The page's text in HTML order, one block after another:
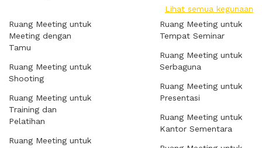
Lihat semua kegunaan
Ruang Meeting untuk
Meeting dengan
Tamu
Ruang Meeting untuk
Shooting
Ruang Meeting untuk
Training dan
Pelatihan
Ruang Meeting untuk
Ruang Meeting untuk
Tempat Seminar
Ruang Meeting untuk
Serbaguna
Ruang Meeting untuk
Presentasi
Ruang Meeting untuk
Kantor Sementara